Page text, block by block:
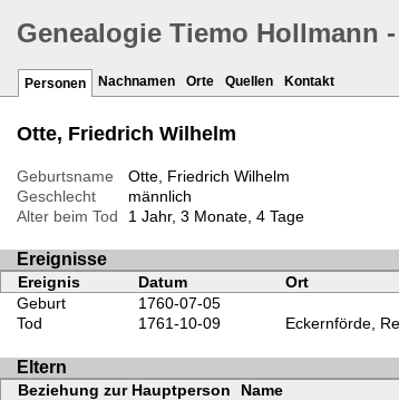
Genealogie Tiemo Hollmann
Personen Nachnamen Orte Quellen Kontakt
Otte, Friedrich Wilhelm
Geburtsname
Otte, Friedrich Wilhelm
Geschlecht
männlich
Alter beim Tod
1 Jahr, 3 Monate, 4 Tage
Ereignisse
Ereignis Datum Ort
Geburt
1760-07-05
Tod
1761-10-09 Eckernförde,
Eltern
Beziehung zur Hauptperson Name